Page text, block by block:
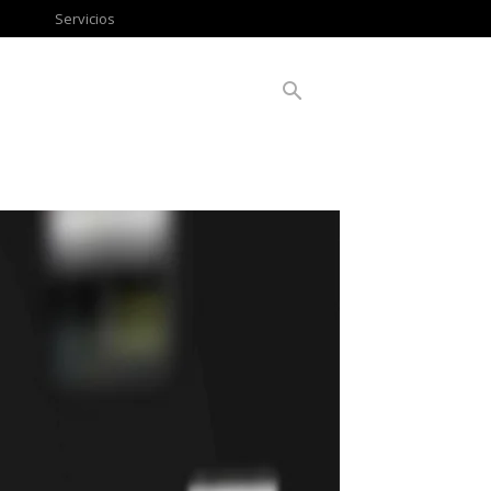
Servicios